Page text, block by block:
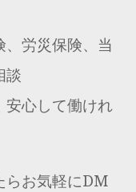
労災保険、当
談
心して働けれ
らお気軽にDM